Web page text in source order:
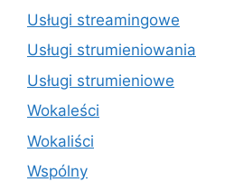
Usługi streamingowe
Usługi strumieniowania
Usługi strumieniowe
Wokaleści
Wokaliści
Wspólny